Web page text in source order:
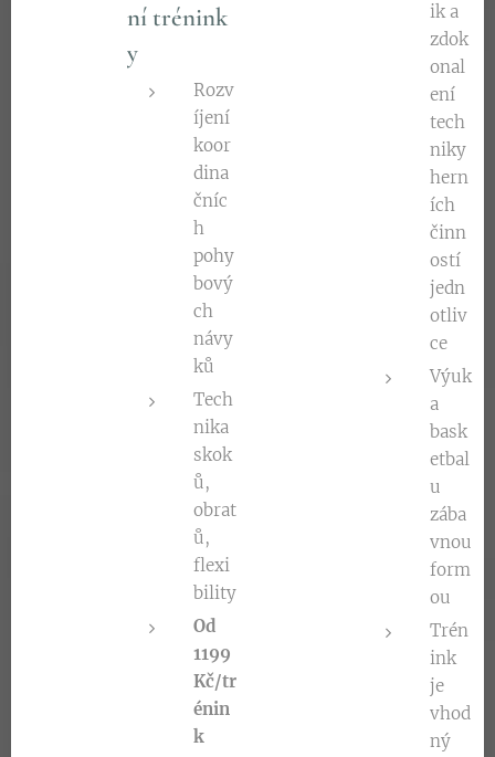
ní trénink
y
Rozv
íjení
koor
dina
čníc
h
pohy
bový
ch
návy
ků
Tech
nika
skok
ů,
obrat
ů,
flexi
bility
Od
1199
Kč/tr
énin
k
ik a
zdok
onal
ení
tech
niky
hern
ích
činn
ostí
jedn
otliv
ce
Výuk
a
bask
etbal
u
zába
vnou
form
ou
Trén
ink
je
vhod
ný